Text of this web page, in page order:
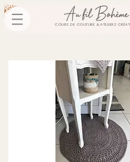
COURS DE COUTURE & ATELIERS